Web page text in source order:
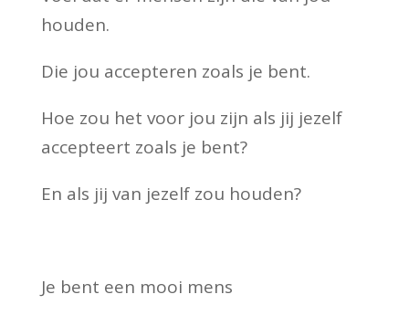
houden.
Die jou accepteren zoals je bent.
Hoe zou het voor jou zijn als jij jezelf
accepteert zoals je bent?
En als jij van jezelf zou houden?
Je bent een mooi mens